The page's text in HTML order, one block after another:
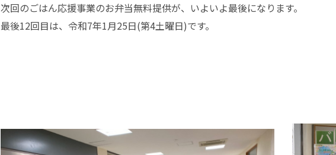
次回のごはん応援事業のお弁当無料提供が、いよいよ最後になります。
最後12回目は、令和7年1月25日(第4土曜日)です。